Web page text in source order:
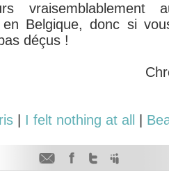
vraisemblablement
en Belgique, donc si
déçus !
I felt nothing at all